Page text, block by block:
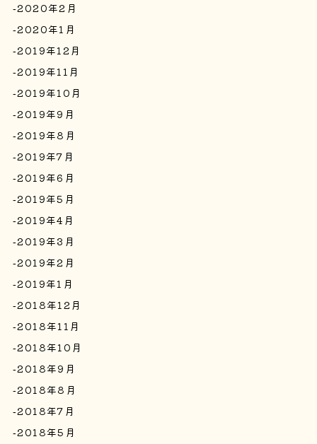
2020年2月
2020年1月
2019年12月
2019年11月
2019年10月
2019年9月
2019年8月
2019年7月
2019年6月
2019年5月
2019年4月
2019年3月
2019年2月
2019年1月
2018年12月
2018年11月
2018年10月
2018年9月
2018年8月
2018年7月
2018年5月